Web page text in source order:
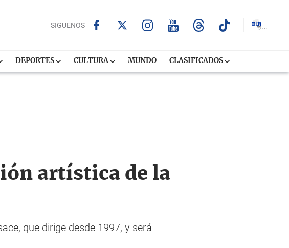
SIGUENOS
DEPORTES CULTURA MUNDO CLASIFICADOS
artística de la
que dirige desde 1997, y será